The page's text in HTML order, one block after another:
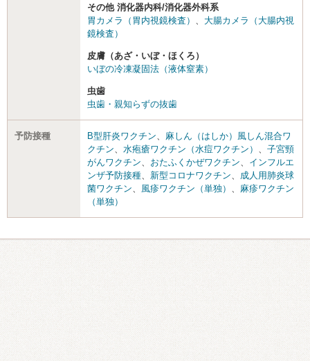
その他 消化器内科/消化器外科系
胃カメラ（胃内視鏡検査） 、 大腸カメラ（大腸内視
鏡検査）
皮膚（あざ・いぼ・ほくろ）
いぼの冷凍凝固法（液体窒素）
虫歯
虫歯・親知らずの抜歯
予防接種 B型肝炎ワクチン、 麻しん（はしか）風しん混合ワ
クチン、 水疱瘡ワクチン（水痘ワクチン） 、 子宮頸
がんワクチン、 おたふくかぜワクチン、 インフルエ
ンザ予防接種、 新型コロナワクチン、 成人用肺炎球
菌ワクチン、 風疹ワクチン（単独） 、 麻疹ワクチン
（単独）